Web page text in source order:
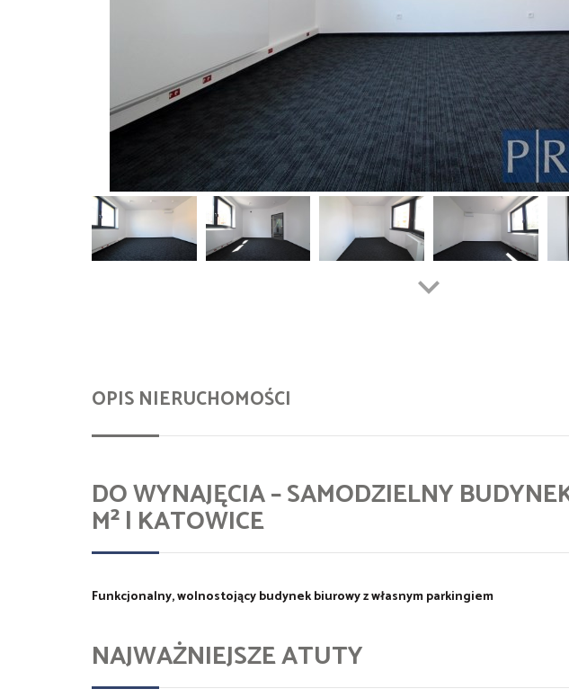
OPIS NIERUCHOMOŚCI
DO WYNAJĘCIA – SAMODZIELNY
M² | KATOWICE
Funkcjonalny, wolnostojący budynek biurowy z własnym parkingiem
NAJWAŻNIEJSZE ATUTY